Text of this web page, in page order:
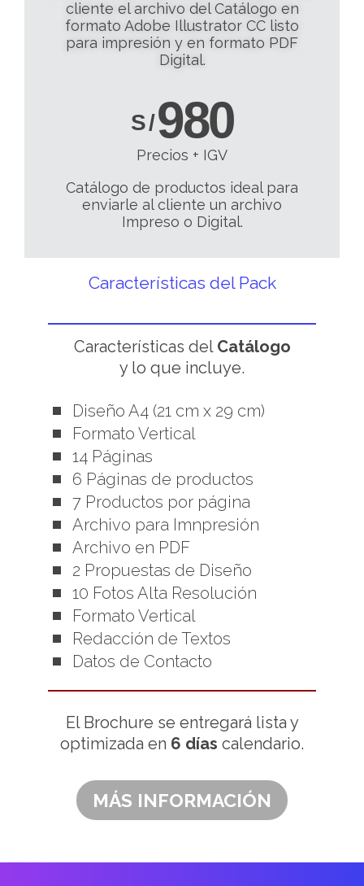
cliente el archivo del Catálogo en
formato Adobe Illustrator CC listo
para impresión y en formato PDF
Digital.
S / 980
Precios + IGV
Catálogo de productos ideal para
enviarle al cliente un archivo
Impreso o Digital.
Características del Pack
Características del Catálogo
y lo que incluye.
Diseño A4 (21 cm x 29 cm)
Formato Vertical
14 Páginas
6 Páginas de productos
7 Productos por página
Archivo para Imnpresión
Archivo en PDF
2 Propuestas de Diseño
10 Fotos Alta Resolución
Formato Vertical
Redacción de Textos
Datos de Contacto
El Brochure se entregará lista y
optimizada en 6 días calendario.
MÁS INFORMACIÓN